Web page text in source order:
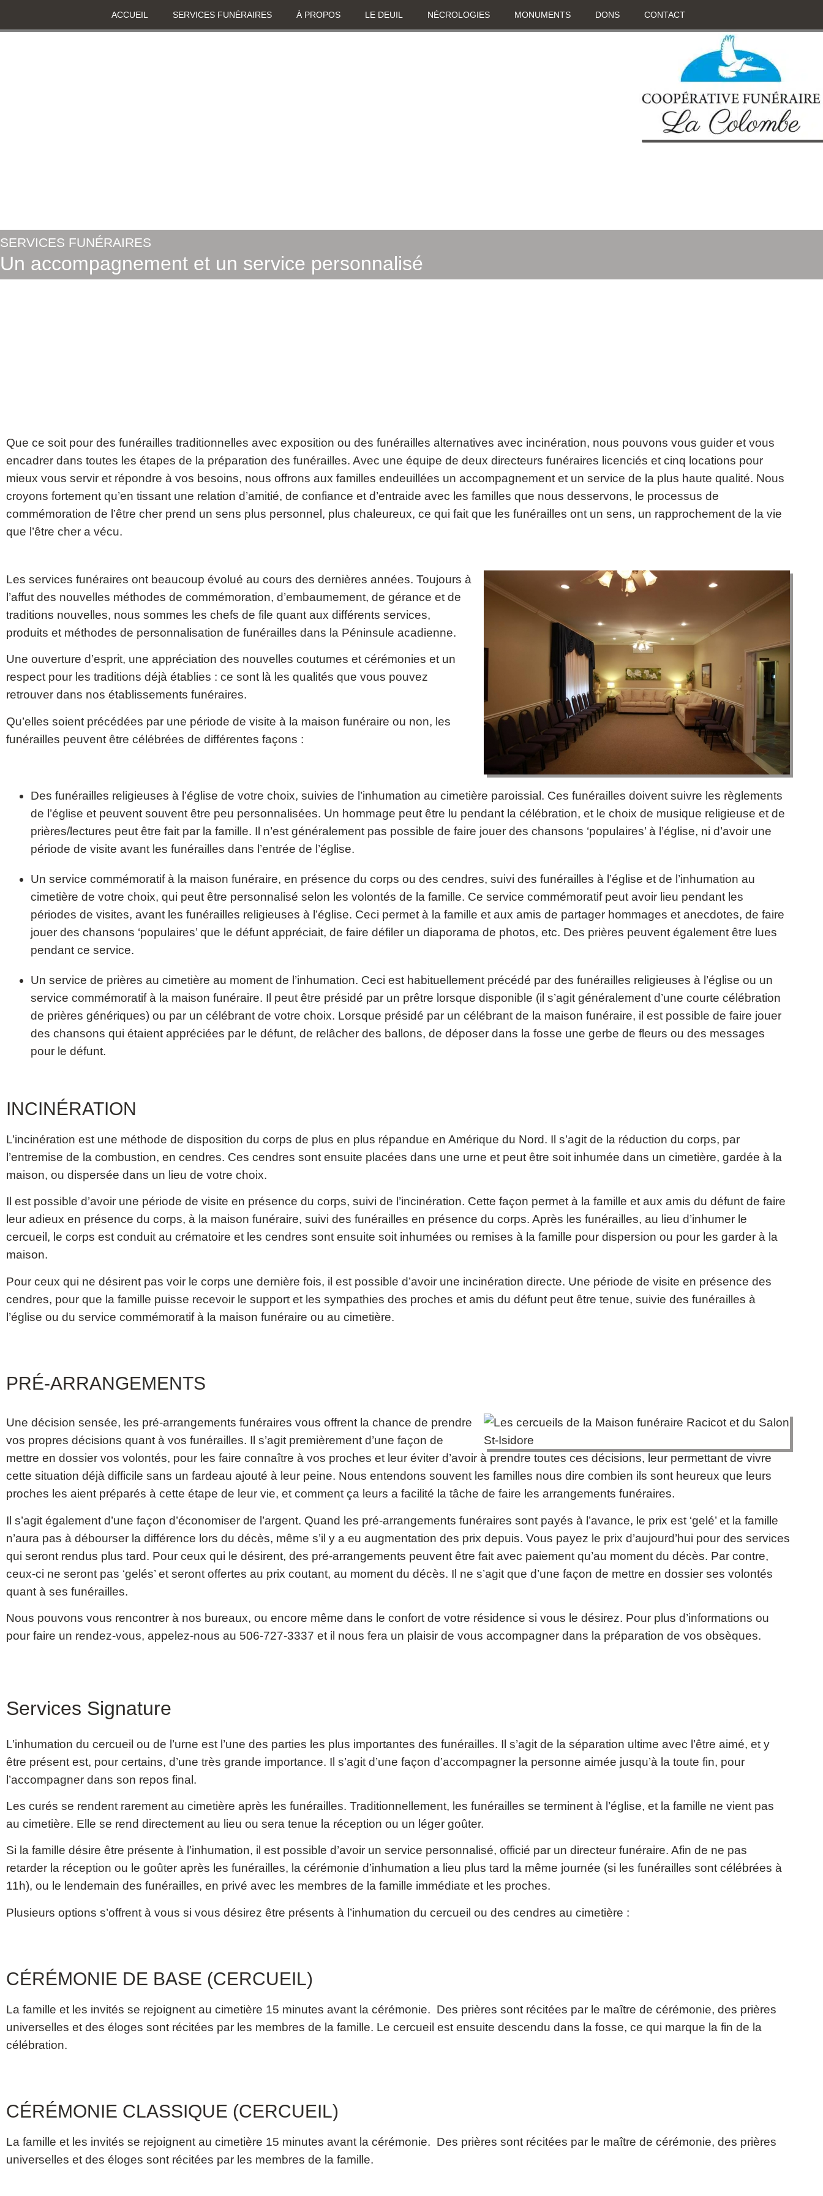
ACCUEIL SERVICES FUNÉRAIRES À PROPOS LE DEUIL NÉCROLOGIES MONUMENTS DONS CONTACT
SERVICES FUNÉRAIRES
Un accompagnement et un service personnalisé
Que ce soit pour des funérailles traditionnelles avec exposition ou des funérailles alternatives avec incinération, nous pouvons vous guider et vous
encadrer dans toutes les étapes de la préparation des funérailles. Avec une équipe de deux directeurs funéraires licenciés et cinq locations pour
mieux vous servir et répondre à vos besoins, nous offrons aux familles endeuillées un accompagnement et un service de la plus haute qualité. Nous
croyons fortement qu’en tissant une relation d’amitié, de confiance et d’entraide avec les familles que nous desservons, le processus de
commémoration de l’être cher prend un sens plus personnel, plus chaleureux, ce qui fait que les funérailles ont un sens, un rapprochement de la vie
que l’être cher a vécu.
Les services funéraires ont beaucoup évolué au cours des dernières années. Toujours à
l’affut des nouvelles méthodes de commémoration, d’embaumement, de gérance et de
traditions nouvelles, nous sommes les chefs de file quant aux différents services,
produits et méthodes de personnalisation de funérailles dans la Péninsule acadienne.
Une ouverture d’esprit, une appréciation des nouvelles coutumes et cérémonies et un
respect pour les traditions déjà établies : ce sont là les qualités que vous pouvez
retrouver dans nos établissements funéraires.
Qu’elles soient précédées par une période de visite à la maison funéraire ou non, les
funérailles peuvent être célébrées de différentes façons :
Des funérailles religieuses à l’église de votre choix, suivies de l’inhumation au cimetière paroissial. Ces funérailles doivent suivre les règlements
de l’église et peuvent souvent être peu personnalisées. Un hommage peut être lu pendant la célébration, et le choix de musique religieuse et de
prières/lectures peut être fait par la famille. Il n’est généralement pas possible de faire jouer des chansons ‘populaires’ à l’église, ni d’avoir une
période de visite avant les funérailles dans l’entrée de l’église.
Un service commémoratif à la maison funéraire, en présence du corps ou des cendres, suivi des funérailles à l’église et de l’inhumation au
cimetière de votre choix, qui peut être personnalisé selon les volontés de la famille. Ce service commémoratif peut avoir lieu pendant les
périodes de visites, avant les funérailles religieuses à l’église. Ceci permet à la famille et aux amis de partager hommages et anecdotes, de faire
jouer des chansons ‘populaires’ que le défunt appréciait, de faire défiler un diaporama de photos, etc. Des prières peuvent également être lues
pendant ce service.
Un service de prières au cimetière au moment de l’inhumation. Ceci est habituellement précédé par des funérailles religieuses à l’église ou un
service commémoratif à la maison funéraire. Il peut être présidé par un prêtre lorsque disponible (il s’agit généralement d’une courte célébration
de prières génériques) ou par un célébrant de votre choix. Lorsque présidé par un célébrant de la maison funéraire, il est possible de faire jouer
des chansons qui étaient appréciées par le défunt, de relâcher des ballons, de déposer dans la fosse une gerbe de fleurs ou des messages
pour le défunt.
INCINÉRATION
L’incinération est une méthode de disposition du corps de plus en plus répandue en Amérique du Nord. Il s’agit de la réduction du corps, par
l’entremise de la combustion, en cendres. Ces cendres sont ensuite placées dans une urne et peut être soit inhumée dans un cimetière, gardée à la
maison, ou dispersée dans un lieu de votre choix.
Il est possible d’avoir une période de visite en présence du corps, suivi de l’incinération. Cette façon permet à la famille et aux amis du défunt de faire
leur adieux en présence du corps, à la maison funéraire, suivi des funérailles en présence du corps. Après les funérailles, au lieu d’inhumer le
cercueil, le corps est conduit au crématoire et les cendres sont ensuite soit inhumées ou remises à la famille pour dispersion ou pour les garder à la
maison.
Pour ceux qui ne désirent pas voir le corps une dernière fois, il est possible d’avoir une incinération directe. Une période de visite en présence des
cendres, pour que la famille puisse recevoir le support et les sympathies des proches et amis du défunt peut être tenue, suivie des funérailles à
l’église ou du service commémoratif à la maison funéraire ou au cimetière.
PRÉ-ARRANGEMENTS
Une décision sensée, les pré-arrangements funéraires vous offrent la chance de prendre
vos propres décisions quant à vos funérailles. Il s’agit premièrement d’une façon de
mettre en dossier vos volontés, pour les faire connaître à vos proches et leur éviter d’avoir à prendre toutes ces décisions, leur permettant de vivre
cette situation déjà difficile sans un fardeau ajouté à leur peine. Nous entendons souvent les familles nous dire combien ils sont heureux que leurs
proches les aient préparés à cette étape de leur vie, et comment ça leurs a facilité la tâche de faire les arrangements funéraires.
Il s’agit également d’une façon d’économiser de l’argent. Quand les pré-arrangements funéraires sont payés à l’avance, le prix est ‘gelé’ et la famille
n’aura pas à débourser la différence lors du décès, même s’il y a eu augmentation des prix depuis. Vous payez le prix d’aujourd’hui pour des services
qui seront rendus plus tard. Pour ceux qui le désirent, des pré-arrangements peuvent être fait avec paiement qu’au moment du décès. Par contre,
ceux-ci ne seront pas ‘gelés’ et seront offertes au prix coutant, au moment du décès. Il ne s’agit que d’une façon de mettre en dossier ses volontés
quant à ses funérailles.
Nous pouvons vous rencontrer à nos bureaux, ou encore même dans le confort de votre résidence si vous le désirez. Pour plus d’informations ou
pour faire un rendez-vous, appelez-nous au 506-727-3337 et il nous fera un plaisir de vous accompagner dans la préparation de vos obsèques.
Services Signature
L’inhumation du cercueil ou de l’urne est l’une des parties les plus importantes des funérailles. Il s’agit de la séparation ultime avec l’être aimé, et y
être présent est, pour certains, d’une très grande importance. Il s’agit d’une façon d’accompagner la personne aimée jusqu’à la toute fin, pour
l’accompagner dans son repos final.
Les curés se rendent rarement au cimetière après les funérailles. Traditionnellement, les funérailles se terminent à l’église, et la famille ne vient pas
au cimetière. Elle se rend directement au lieu ou sera tenue la réception ou un léger goûter.
Si la famille désire être présente à l’inhumation, il est possible d’avoir un service personnalisé, officié par un directeur funéraire. Afin de ne pas
retarder la réception ou le goûter après les funérailles, la cérémonie d’inhumation a lieu plus tard la même journée (si les funérailles sont célébrées à
11h), ou le lendemain des funérailles, en privé avec les membres de la famille immédiate et les proches.
Plusieurs options s’offrent à vous si vous désirez être présents à l’inhumation du cercueil ou des cendres au cimetière :
CÉRÉMONIE DE BASE (CERCUEIL)
La famille et les invités se rejoignent au cimetière 15 minutes avant la cérémonie. Des prières sont récitées par le maître de cérémonie, des prières
universelles et des éloges sont récitées par les membres de la famille. Le cercueil est ensuite descendu dans la fosse, ce qui marque la fin de la
célébration.
CÉRÉMONIE CLASSIQUE (CERCUEIL)
La famille et les invités se rejoignent au cimetière 15 minutes avant la cérémonie. Des prières sont récitées par le maître de cérémonie, des prières
universelles et des éloges sont récitées par les membres de la famille.